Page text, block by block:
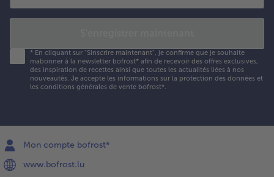
* En cliquant sur "Sinscrire maintenant", je confirme que je souhaite
mabonner à la newsletter bofrost* afin de recevoir des offres exclusives,
des inspiration de recettes ainsi que toutes les actualités liées à nos
nouveautés. Je accepte les informations sur la protection des données et
les conditions générales de vente bofrost*.
Mon compte bofrost*
www.bofrost.lu